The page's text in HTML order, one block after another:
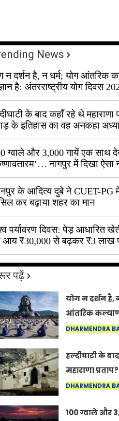
News
न दर्शन है, न धर्म; योग आंतरिक
है: अंतरराष्ट्रीय योग दिवस
के बाद कहाँ रहे थे महाराणा
के इतिहास का वह अनकहा
में जीवित है
ग्वाले और 3,000 गायें एक साथ
नागपुर में दिखा ऐसा
बोले, “ऐसा तो सिर्फ़ कृष्ण ही
के आदित्य दुबे ने CUET-PG
कर बढ़ाया शहर का मान
पर्यावरण दिवस: पेड़ आधारित
आय ₹30,000 से बढ़कर ₹3 लाख
पढ़ें
योग न दर्शन है,
आंतरिक कल्याण
है: अंतरराष्ट्रीय
DHARMENDRA
हल्दीघाटी के
महाराणा
इतिहास का वह
में जीवित है
DHARMENDRA
100 ग्वाले और